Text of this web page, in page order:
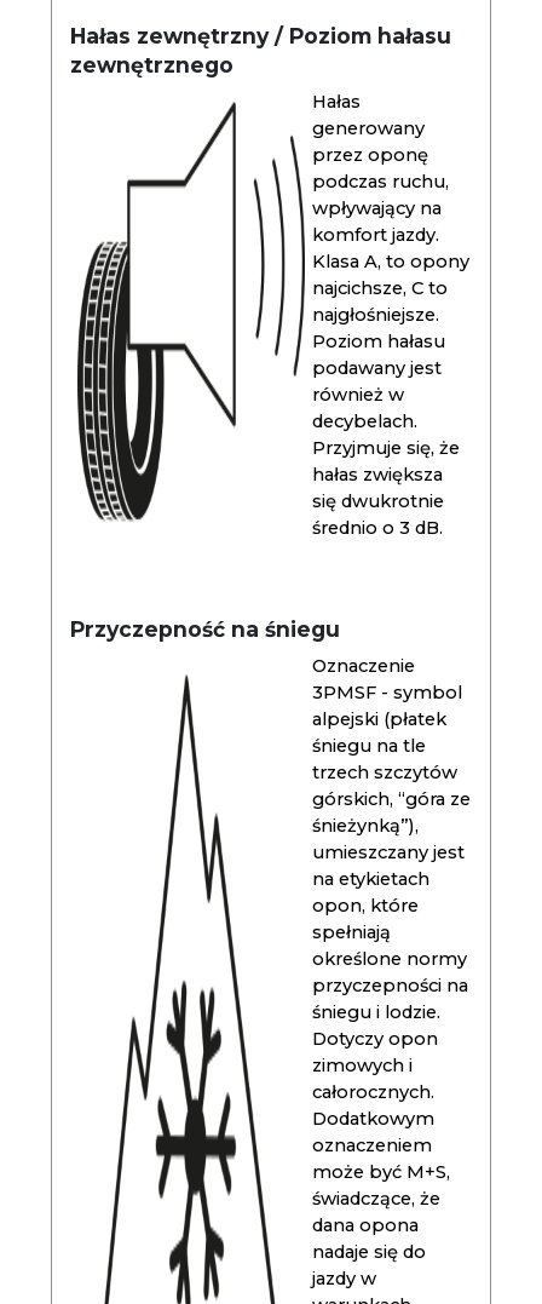
Hałas zewnętrzny / Poziom hałasu
zewnętrznego
Hałas
generowany
przez oponę
podczas ruchu,
wpływający na
komfort jazdy.
Klasa A, to opony
najcichsze, C to
najgłośniejsze.
Poziom hałasu
podawany jest
również w
decybelach.
Przyjmuje się, że
hałas zwiększa
się dwukrotnie
średnio o 3 dB.
Przyczepność na śniegu
Oznaczenie
3PMSF - symbol
alpejski (płatek
śniegu na tle
trzech szczytów
górskich, “góra ze
śnieżynką”),
umieszczany jest
na etykietach
opon, które
spełniają
określone normy
przyczepności na
śniegu i lodzie.
Dotyczy opon
zimowych i
całorocznych.
Dodatkowym
oznaczeniem
może być M+S,
świadczące, że
dana opona
nadaje się do
jazdy w